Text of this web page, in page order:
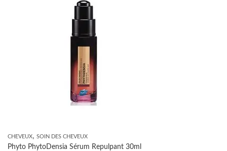
CHEVEUX, SOIN DES CHEVEUX
Phyto PhytoDensia Sérum Repulpant 30ml